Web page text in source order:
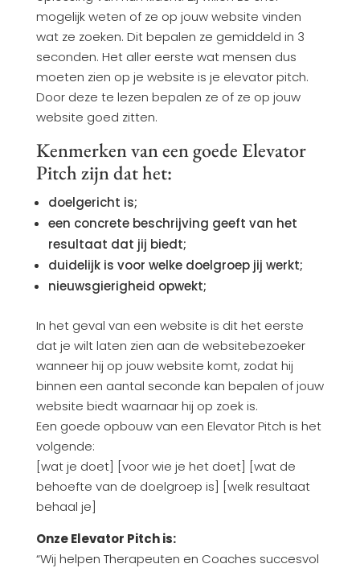
mogelijk weten of ze op jouw website vinden
wat ze zoeken. Dit bepalen ze gemiddeld in 3
seconden. Het aller eerste wat mensen dus
moeten zien op je website is je elevator pitch.
Door deze te lezen bepalen ze of ze op jouw
website goed zitten.
Kenmerken van een goede Elevator
Pitch zijn dat het:
doelgericht is;
een concrete beschrijving geeft van het
resultaat dat jij biedt;
duidelijk is voor welke doelgroep jij werkt;
nieuwsgierigheid opwekt;
In het geval van een website is dit het eerste
dat je wilt laten zien aan de websitebezoeker
wanneer hij op jouw website komt, zodat hij
binnen een aantal seconde kan bepalen of jouw
website biedt waarnaar hij op zoek is.
Een goede opbouw van een Elevator Pitch is het
volgende:
[wat je doet] [voor wie je het doet] [wat de
behoefte van de doelgroep is] [welk resultaat
behaal je]
Onze Elevator Pitch is:
“Wij helpen Therapeuten en Coaches succesvol